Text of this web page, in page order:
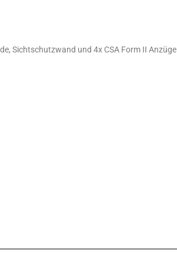
und 4x CSA Form II Anzüge